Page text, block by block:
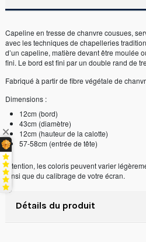
Capeline en tresse de chanvre cousues,
avec les techniques de chapelleries
d’un capeline, matière devant être moulée
fini. Le bord est fini par un double rand de
Fabriqué à partir de fibre végétale de
Dimensions :
12cm (bord)
43cm (diamètre)
12cm (hauteur de la calotte)
57-58cm (entrée de tête)
Attention, les coloris peuvent varier
ainsi que du calibrage de votre écran.
Détails du produit